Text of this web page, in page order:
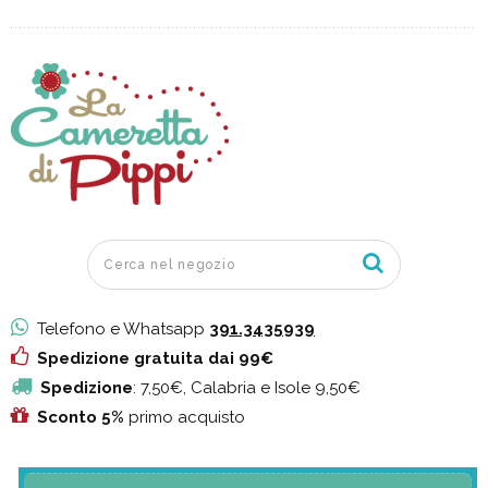
Telefono e Whatsapp 391.3435939
Spedizione gratuita dai 99€
Spedizione: 7,50€, Calabria e Isole 9,50€
Sconto 5% primo acquisto